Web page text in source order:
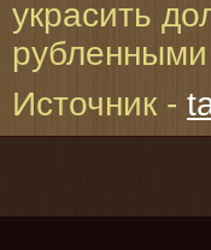
украсить
Источник -